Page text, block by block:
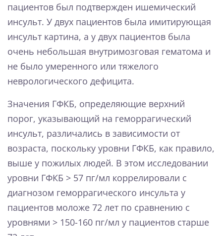
пациентов был подтвержден ишемический
инсульт. У двух пациентов была имитирующая
инсульт картина, а у двух пациентов была
очень небольшая внутримозговая гематома и
не было умеренного или тяжелого
неврологического дефицита.
Значения ГФКБ, определяющие верхний
порог, указывающий на геморрагический
инсульт, различались в зависимости от
возраста, поскольку уровни ГФКБ, как правило,
выше у пожилых людей. В этом исследовании
уровни ГФКБ > 57 пг/мл коррелировали с
диагнозом геморрагического инсульта у
пациентов моложе 72 лет по сравнению с
уровнями > 150-160 пг/мл у пациентов старше